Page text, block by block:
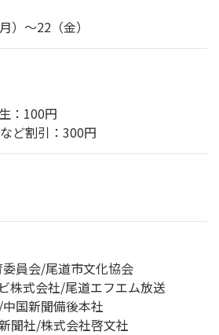
）〜22（金）
：100円
ど割引：300円
員会/尾道市文化協会
株式会社/尾道エフエム放送
国新聞備後本社
聞社/株式会社啓文社